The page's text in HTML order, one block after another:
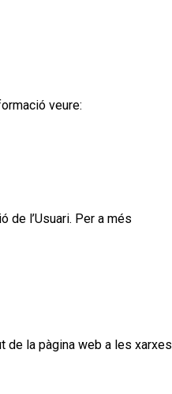
veure:
de l’Usuari. Per a més
de la pàgina web a les xarxes